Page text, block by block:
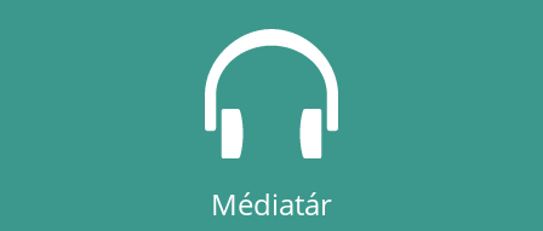
Médiatár